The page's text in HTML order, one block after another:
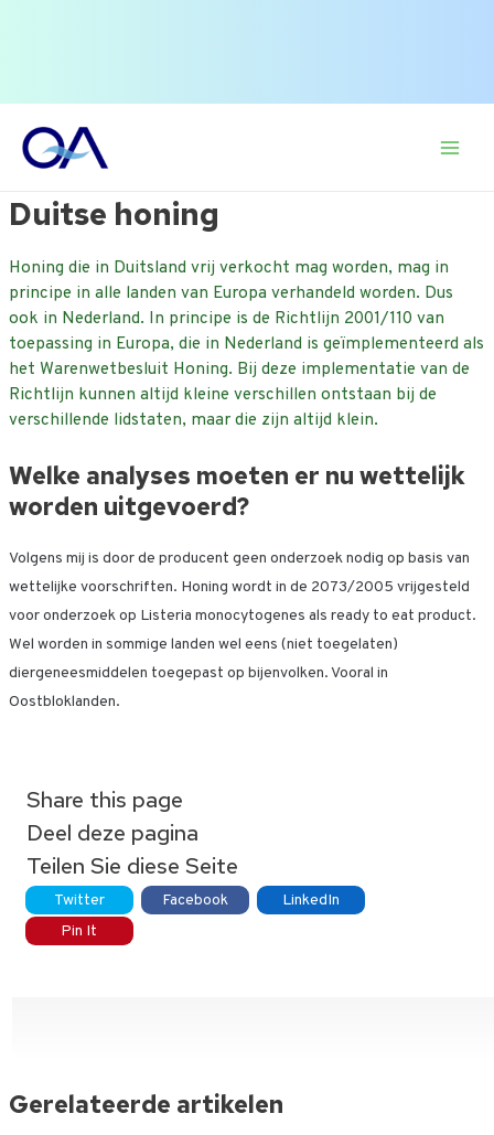
naar
Duitse honing
Honing die in Duitsland vrij verkocht mag worden, mag in
principe in alle landen van Europa verhandeld worden. Dus
ook in Nederland. In principe is de Richtlijn 2001/110 van
toepassing in Europa, die in Nederland is geïmplementeerd als
het Warenwetbesluit Honing. Bij deze implementatie van de
Richtlijn kunnen altijd kleine verschillen ontstaan bij de
verschillende lidstaten, maar die zijn altijd klein.
Welke analyses moeten er nu wettelijk
worden uitgevoerd?
Volgens mij is door de producent geen onderzoek nodig op basis van
wettelijke voorschriften. Honing wordt in de 2073/2005 vrijgesteld
voor onderzoek op Listeria monocytogenes als ready to eat product.
Wel worden in sommige landen wel eens (niet toegelaten)
diergeneesmiddelen toegepast op bijenvolken. Vooral in
Oostbloklanden.
Share this page
Deel deze pagina
Teilen Sie diese Seite
Twitter Facebook
LinkedIn
Pin It
Gerelateerde artikelen